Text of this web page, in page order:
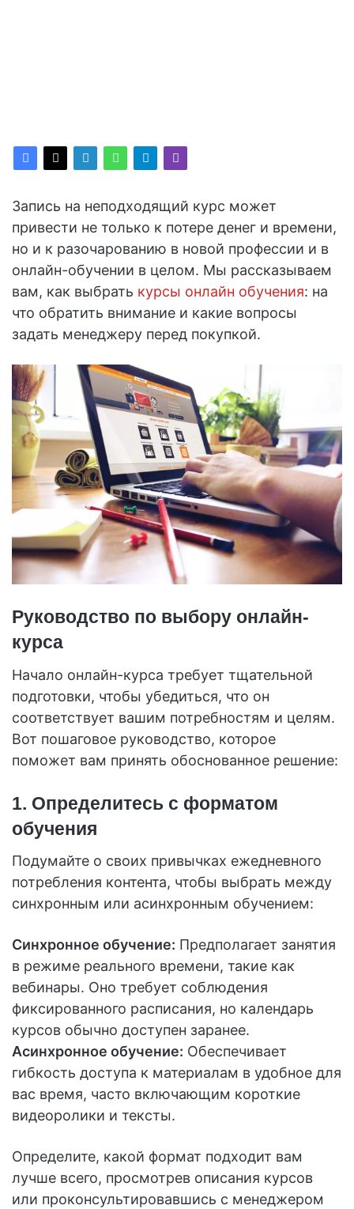
Запись на неподходящий курс может
привести не только к потере денег и времени,
но и к разочарованию в новой профессии и в
онлайн-обучении в целом. Мы рассказываем
вам, как выбрать курсы онлайн обучения: на
что обратить внимание и какие вопросы
задать менеджеру перед покупкой.
Руководство по выбору онлайн-
курса
Начало онлайн-курса требует тщательной
подготовки, чтобы убедиться, что он
соответствует вашим потребностям и целям.
Вот пошаговое руководство, которое
поможет вам принять обоснованное решение:
1. Определитесь с форматом
обучения
Подумайте о своих привычках ежедневного
потребления контента, чтобы выбрать между
синхронным или асинхронным обучением:
Синхронное обучение: Предполагает занятия
в режиме реального времени, такие как
вебинары. Оно требует соблюдения
фиксированного расписания, но календарь
курсов обычно доступен заранее.
Асинхронное обучение: Обеспечивает
гибкость доступа к материалам в удобное для
вас время, часто включающим короткие
видеоролики и тексты.
Определите, какой формат подходит вам
лучше всего, просмотрев описания курсов
или проконсультировавшись с менеджером